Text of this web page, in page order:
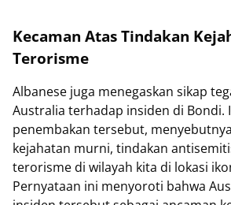
Kecaman Atas Tindakan
Terorisme
Albanese juga menegaskan sikap
Australia terhadap insiden di Bondi.
penembakan tersebut,
kejahatan murni, tindakan
terorisme di wilayah kita di lokasi
Pernyataan ini menyoroti bahwa